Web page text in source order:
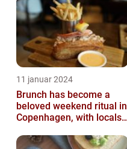
11 januar 2024
Brunch has become a
beloved weekend ritual in
Copenhagen, with locals
to...